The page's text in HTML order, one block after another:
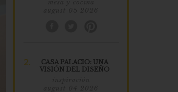
2.
CASA PALACIO: UNA
VISIÓN DEL DISEÑO